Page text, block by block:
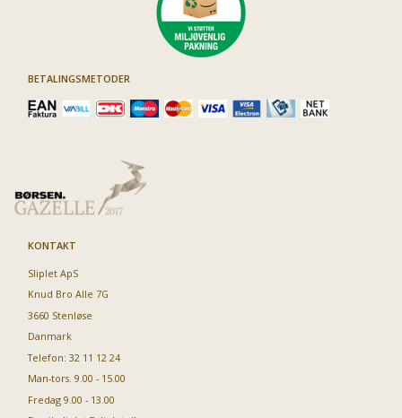
BETALINGSMETODER
KONTAKT
Sliplet ApS
Knud Bro Alle 7G
3660 Stenløse
Danmark
Telefon: 32 11 12 24
Man-tors. 9.00 - 15.00
Fredag 9.00 - 13.00